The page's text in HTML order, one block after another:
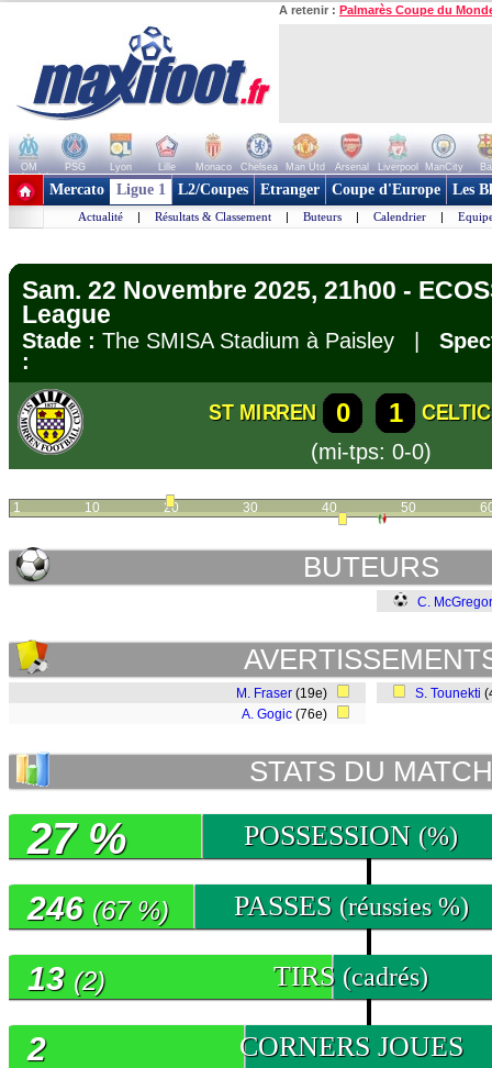
A retenir : Palmarès Coupe du
OM PSG Lyon Lille Monaco Chelsea Man Utd Arsenal Liverpool ManCity
+ de clubs
Mercato Ligue 1 L2/Coupes Etranger Coupe d'Europe Les
Actualité | Résultats & Classement | Buteurs | Calendrier |
Sam. 22 Novembre 2025, 21h00 -
League
Stade : The SMISA Stadium à Paisley |
:
ST MIRREN 0 1
(mi-tps: 0-0)
1 10 20 30 40 50
BUTEURS
C. McGregor
M. Fraser (19e)
A. Gogic (76e)
S. Tounekti
STATS DU MATCH
POSSESSION (%)
27 %
PASSES (réussies %)
246 (67 %)
TIRS (cadrés)
13 (2)
CORNERS JOUES
2